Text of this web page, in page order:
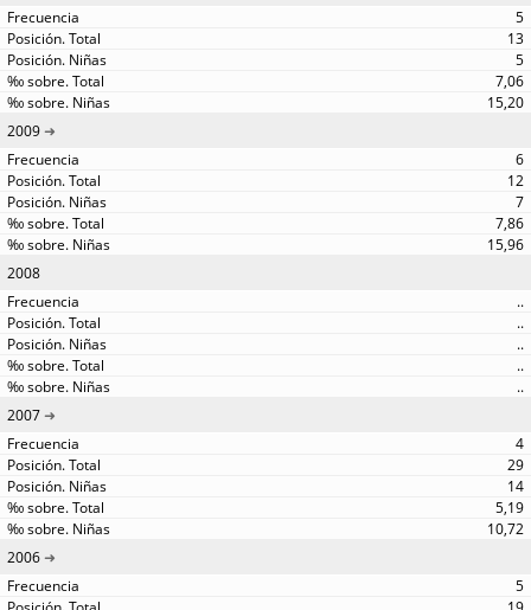
5
13
5
7,06
15,20
2009
6
12
7
7,86
15,96
2008
..
..
..
..
..
2007
4
29
14
5,19
10,72
2006
5